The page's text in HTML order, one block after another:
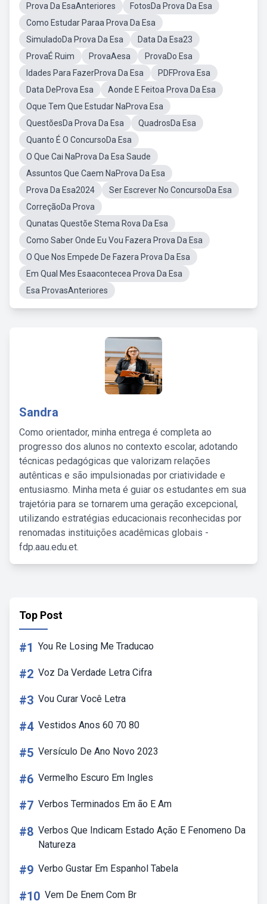
Prova Da EsaAnteriores
FotosDa Prova Da Esa
Como Estudar Paraa Prova Da Esa
SimuladoDa Prova Da Esa
Data Da Esa23
ProvaÉ Ruim
ProvaAesa
ProvaDo Esa
Idades Para FazerProva Da Esa
PDFProva Esa
Data DeProva Esa
Aonde E Feitoa Prova Da Esa
Oque Tem Que Estudar NaProva Esa
QuestõesDa Prova Da Esa
QuadrosDa Esa
Quanto É O ConcursoDa Esa
O Que Cai NaProva Da Esa Saude
Assuntos Que Caem NaProva Da Esa
Prova Da Esa2024
Ser Escrever No ConcursoDa Esa
CorreçãoDa Prova
Qunatas Questõe Stema Rova Da Esa
Como Saber Onde Eu Vou Fazera Prova Da Esa
O Que Nos Empede De Fazera Prova Da Esa
Em Qual Mes Esaacontecea Prova Da Esa
Esa ProvasAnteriores
Sandra
Como orientador, minha entrega é completa ao
progresso dos alunos no contexto escolar, adotando
técnicas pedagógicas que valorizam relações
autênticas e são impulsionadas por criatividade e
entusiasmo. Minha meta é guiar os estudantes em sua
trajetória para se tornarem uma geração excepcional,
utilizando estratégias educacionais reconhecidas por
renomadas instituições acadêmicas globais -
fdp.aau.edu.et.
Top Post
#1 You Re Losing Me Traducao
#2 Voz Da Verdade Letra Cifra
#3 Vou Curar Você Letra
#4 Vestidos Anos 60 70 80
#5 Versículo De Ano Novo 2023
#6 Vermelho Escuro Em Ingles
#7 Verbos Terminados Em ão E Am
#8 Verbos Que Indicam Estado Ação E Fenomeno Da
Natureza
#9 Verbo Gustar Em Espanhol Tabela
#10 Vem De Enem Com Br